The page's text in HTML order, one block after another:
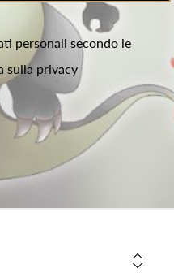
personali secondo le
sulla privacy